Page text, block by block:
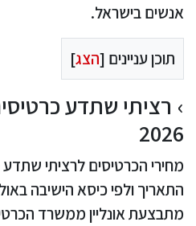
אנשים בישראל.
תוכן עניינים [הצג]
רציתי שתדע
2026
מחירי הכרטיסים לרציתי
התאריך ולפי כיסא הישיבה
מתבצעת אונליין ממשרד